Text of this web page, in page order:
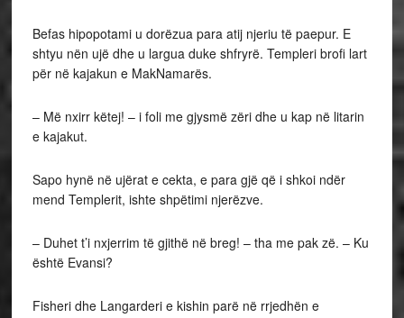
Befas hipopotami u dorëzua para atij njeriu të paepur. E
shtyu nën ujë dhe u largua duke shfryrë. Templeri brofi lart
për në kajakun e MakNamarës.
– Më nxirr këtej! – i foli me gjysmë zëri dhe u kap në litarin
e kajakut.
Sapo hynë në ujërat e cekta, e para gjë që i shkoi ndër
mend Templerit, ishte shpëtimi njerëzve.
– Duhet t’i nxjerrim të gjithë në breg! – tha me pak zë. – Ku
është Evansi?
Fisheri dhe Langarderi e kishin parë në rrjedhën e